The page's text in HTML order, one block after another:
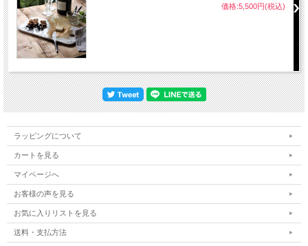
価格:5,500円(税込)
ラッピングについて
カートを見る
マイページへ
お客様の声を見る
お気に入りリストを見る
送料・支払方法